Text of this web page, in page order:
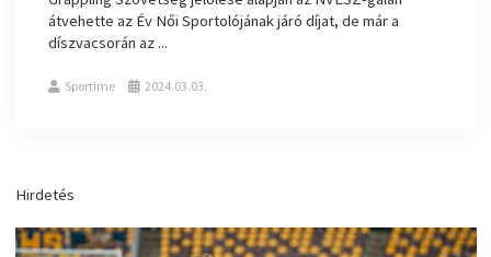
átvehette az Év Női Sportolójának járó díjat, de már a
díszvacsorán az ...
Sportime 2024.03.03.
Hirdetés